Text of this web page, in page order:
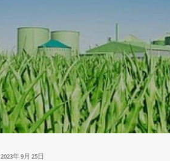
2023年 9月 25日